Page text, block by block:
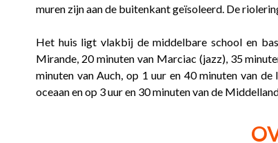
muren zijn aan de buitenkant geïsoleerd. De
Het huis ligt vlakbij de middelbare school en
Mirande, 20 minuten van Marciac (jazz), 35
minuten van Auch, op 1 uur en 40 minuten van
oceaan en op 3 uur en 30 minuten van de